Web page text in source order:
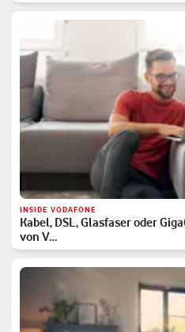
INSIDE VODAFONE
Kabel, DSL, Glasfaser oder
von V…